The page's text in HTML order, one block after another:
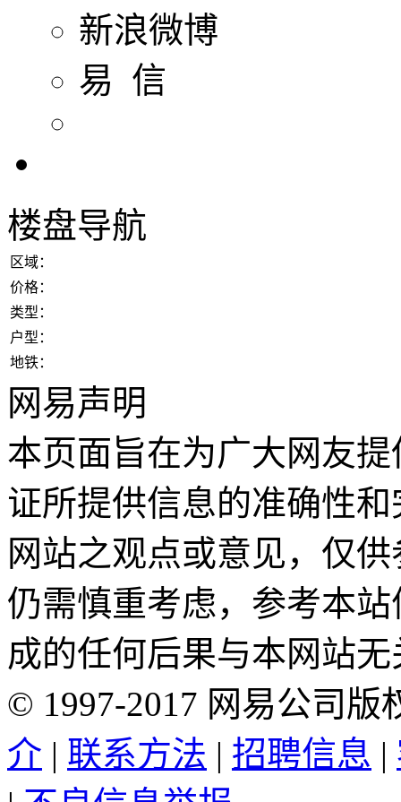
新浪微博
易 信
楼盘导航
区域：
价格：
类型：
户型：
地铁：
网易声明
本页面旨在为广大网友
证所提供信息的准确性
网站之观点或意见，仅
仍需慎重考虑，参考本
成的任何后果与本网站
© 1997-2017 网易公司版
介 | 联系方法 | 招聘信息 |